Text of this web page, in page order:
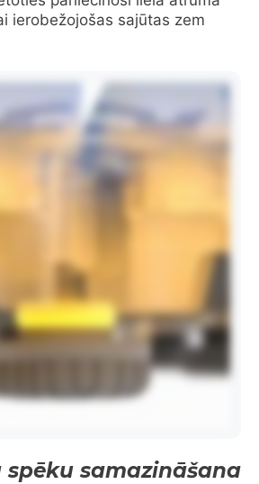
ierobežojošas sajūtas zem
spēku samazināšana